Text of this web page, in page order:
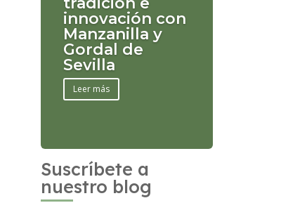
innovación con
Manzanilla y
Gordal de
Sevilla
Leer más
Suscríbete a
nuestro blog